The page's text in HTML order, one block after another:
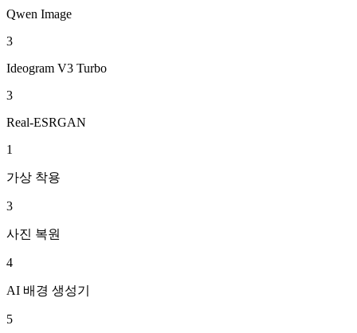
Qwen Image
3
Ideogram V3 Turbo
3
Real-ESRGAN
1
가상 착용
3
사진 복원
4
AI 배경 생성기
5